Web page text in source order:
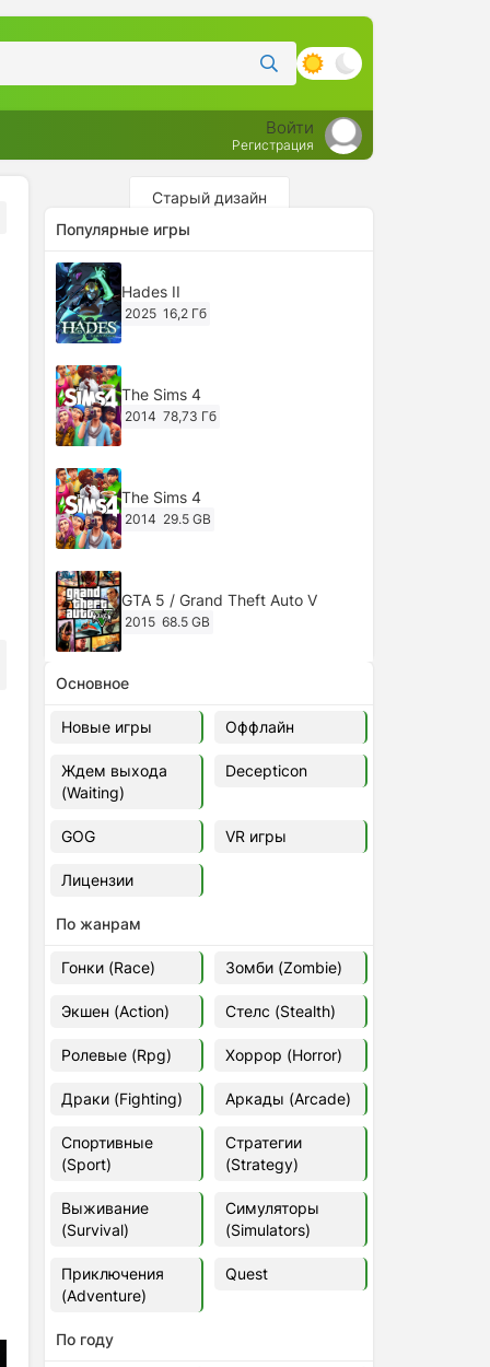
Войти
Регистрация
Старый дизайн
Популярные игры
Hades II
2025 16,2 Гб
The Sims 4
2014 78,73 Гб
The Sims 4
2014 29.5 GB
GTA 5 / Grand Theft Auto V
2015 68.5 GB
Ghost of Tsushima: Director's Cut
v.1053.8.1023.1614 [RePack
Decepticon] (2024)
2024
Cyberpunk 2077
49.4 GB
Ghost of Tsushima: Director's Cut
v.1053.9.0623.1807 [Папка
Euro Truck Simulator 2 v.1.60.1.7s
[Папка игры] (2012)
37,77 Гб
Forza Horizon 5 v.688.044
[Папка игры] (2021)
2021
V Rising
2024
Основное
Новые игры Оффлайн
Ждем выхода
(Waiting)
Decepticon
GOG VR игры
Лицензии
По жанрам
Гонки (Race) Зомби (Zombie)
Экшен (Action) Стелс (Stealth)
Ролевые (Rpg) Хоррор (Horror)
Драки (Fighting) Аркады (Arcade)
Спортивные
(Sport)
Стратегии
(Strategy)
Выживание
(Survival)
Симуляторы
(Simulators)
Приключения
(Adventure)
Quest
По году